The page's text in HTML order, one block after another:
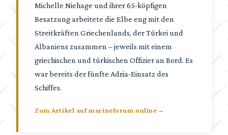
Michelle Niehage und ihrer 65-köpfigen
Besatzung arbeitete die Elbe eng mit den
Streitkräften Griechenlands, der Türkei und
Albaniens zusammen – jeweils mit einem
griechischen und türkischen Offizier an Bord. Es
war bereits der fünfte Adria-Einsatz des
Schiffes.
Zum Artikel auf marineforum.online